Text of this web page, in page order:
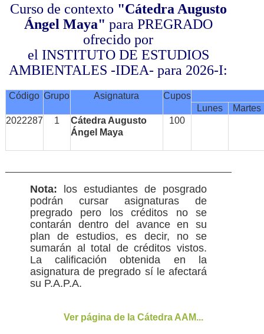
Curso de contexto "Cátedra Augusto
Ángel Maya" para PREGRADO
ofrecido por
el INSTITUTO DE ESTUDIOS
AMBIENTALES -IDEA- para 2026-I:
Código Grupo Asignatura
Cupos
Lunes
Martes
2022287
1
Cátedra Augusto
Ángel Maya
100
Nota: los estudiantes de posgrado
podrán cursar asignaturas de
pregrado pero los créditos no se
contarán dentro del avance en su
plan de estudios, es decir, no se
sumarán al total de créditos vistos.
La calificación obtenida en la
asignatura de pregrado sí le afectará
su P.A.P.A.
Ver página de la Cátedra AAM...